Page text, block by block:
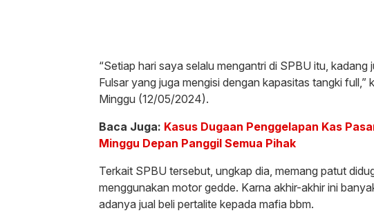
“Setiap hari saya selalu mengantri di SPBU itu,
Fulsar yang juga mengisi dengan kapasitas tangki
Minggu (12/05/2024).
Baca Juga: Kasus Dugaan Penggelapan Kas
Minggu Depan Panggil Semua Pihak
Terkait SPBU tersebut, ungkap dia, memang patut
menggunakan motor gedde. Karna akhir-akhir ini
adanya jual beli pertalite kepada mafia bbm.